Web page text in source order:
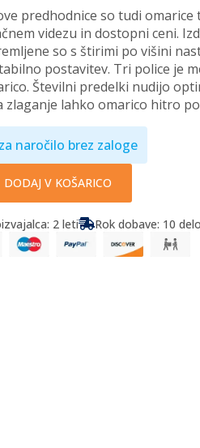
predhodnice so tudi
videzu in dostopni ceni.
so s štirimi po višini
postavitev. Tri police je
Številni predelki nudijo
zlaganje lahko omarico hitro
naročilo brez zaloge
DODAJ V KOŠARICO
2 leti Rok dobave: 10